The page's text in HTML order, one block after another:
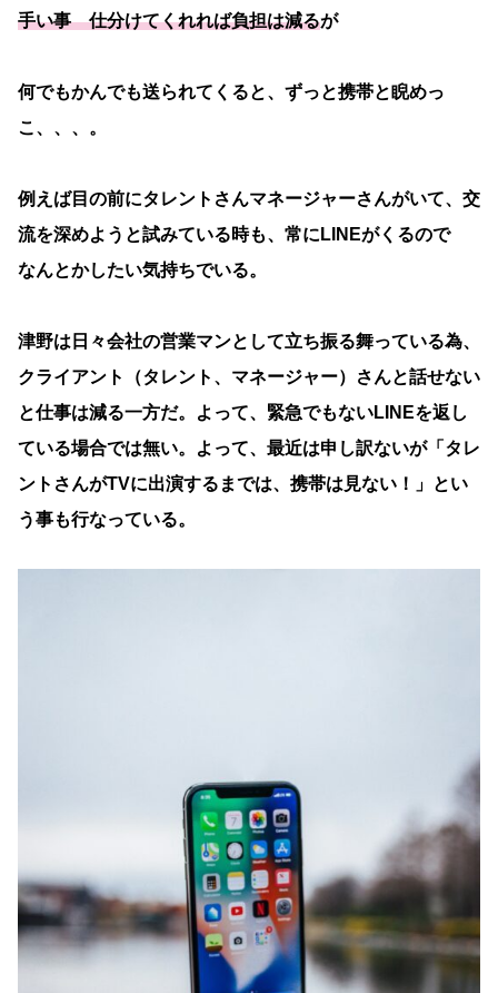
手い事 仕分けてくれれば負担は減るが
何でもかんでも送られてくると、ずっと携帯と睨めっ
こ、、、。
例えば目の前にタレントさんマネージャーさんがいて、交
流を深めようと試みている時も、常にLINEがくるので
なんとかしたい気持ちでいる。
津野は日々会社の営業マンとして立ち振る舞っている為、
クライアント（タレント、マネージャー）さんと話せない
と仕事は減る一方だ。よって、緊急でもないLINEを返し
ている場合では無い。よって、最近は申し訳ないが「タレ
ントさんがTVに出演するまでは、携帯は見ない！」とい
う事も行なっている。